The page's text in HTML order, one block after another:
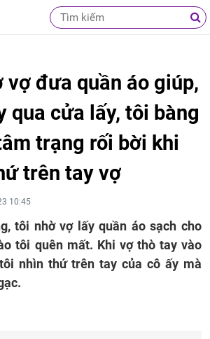
đưa quần áo giúp,
qua cửa lấy, tôi bàng
trạng rối bời khi
trên tay vợ
10:45
tôi nhờ vợ lấy quần áo sạch cho
tôi quên mất. Khi vợ thò tay vào
nhìn thứ trên tay của cô ấy mà